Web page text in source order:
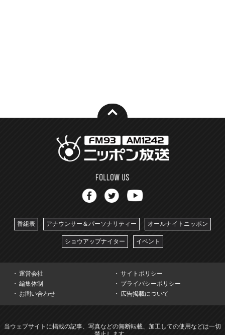
番組表 アナウンサー＆パーソナリティー オールナイトニッポン
ショウアップナイター イベント
運営会社
サイトポリシー
編集体制
プライバシーポリシー
お問い合わせ
広告掲載について
当ウェブサイトに掲載の記事、写真などの無断転載、加工しての使用などは一切